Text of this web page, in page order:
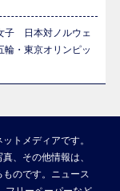
子 日本対ノルウェ
・東京オリンピッ
トメディアです。
、その他情報は、
のです。ニュース